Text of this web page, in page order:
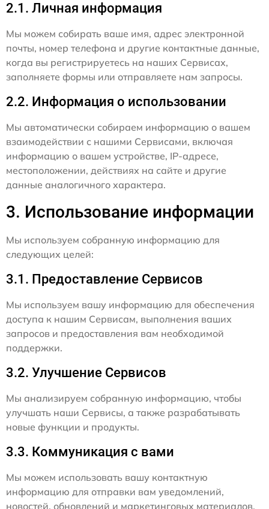
2.1. Личная информация
Мы можем собирать ваше имя, адрес электронной
почты, номер телефона и другие контактные данные,
когда вы регистрируетесь на наших Сервисах,
заполняете формы или отправляете нам запросы.
2.2. Информация о использовании
Мы автоматически собираем информацию о вашем
взаимодействии с нашими Сервисами, включая
информацию о вашем устройстве, IP-адресе,
местоположении, действиях на сайте и другие
данные аналогичного характера.
3. Использование информации
Мы используем собранную информацию для
следующих целей:
3.1. Предоставление Сервисов
Мы используем вашу информацию для обеспечения
доступа к нашим Сервисам, выполнения ваших
запросов и предоставления вам необходимой
поддержки.
3.2. Улучшение Сервисов
Мы анализируем собранную информацию, чтобы
улучшать наши Сервисы, а также разрабатывать
новые функции и продукты.
3.3. Коммуникация с вами
Мы можем использовать вашу контактную
информацию для отправки вам уведомлений,
новостей, обновлений и маркетинговых материалов,